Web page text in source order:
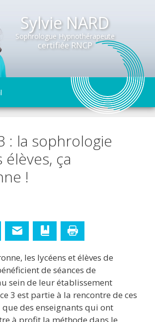
Sylvie NARD
Sophrologue Hypnothérapeute
certifiée RNCP
: la sophrologie
ça
!
LinkedIn Ajouter aux favoris
les lycéens et élèves de
de séances de
sein de leur établissement
3 est partie à la rencontre de ces
des enseignants qui ont